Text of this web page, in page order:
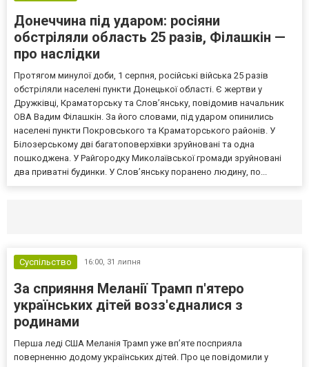
Донеччина під ударом: росіяни
обстріляли область 25 разів, Філашкін —
про наслідки
Протягом минулої доби, 1 серпня, російські війська 25 разів
обстріляли населені пункти Донецької області. Є жертви у
Дружківці, Краматорську та Слов’янську, повідомив начальник
ОВА Вадим Філашкін. За його словами, під ударом опинились
населені пункти Покровського та Краматорського районів. У
Білозерському дві багатоповерхівки зруйновані та одна
пошкоджена. У Райгородку Миколаївської громади зруйновані
два приватні будинки. У Слов’янську поранено людину, по...
Суспільство 16:00, 31 липня
За сприяння Меланії Трамп п'ятеро
українських дітей возз'єдналися з
родинами
Перша леді США Меланія Трамп уже впʼяте посприяла
поверненню додому українських дітей. Про це повідомили у